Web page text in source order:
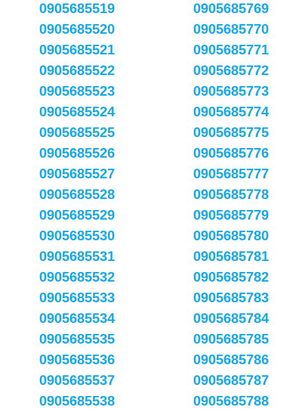
0905685519
0905685520
0905685521
0905685522
0905685523
0905685524
0905685525
0905685526
0905685527
0905685528
0905685529
0905685530
0905685531
0905685532
0905685533
0905685534
0905685535
0905685536
0905685537
0905685538
0905685769
0905685770
0905685771
0905685772
0905685773
0905685774
0905685775
0905685776
0905685777
0905685778
0905685779
0905685780
0905685781
0905685782
0905685783
0905685784
0905685785
0905685786
0905685787
0905685788